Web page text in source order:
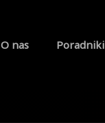
O nas Poradniki